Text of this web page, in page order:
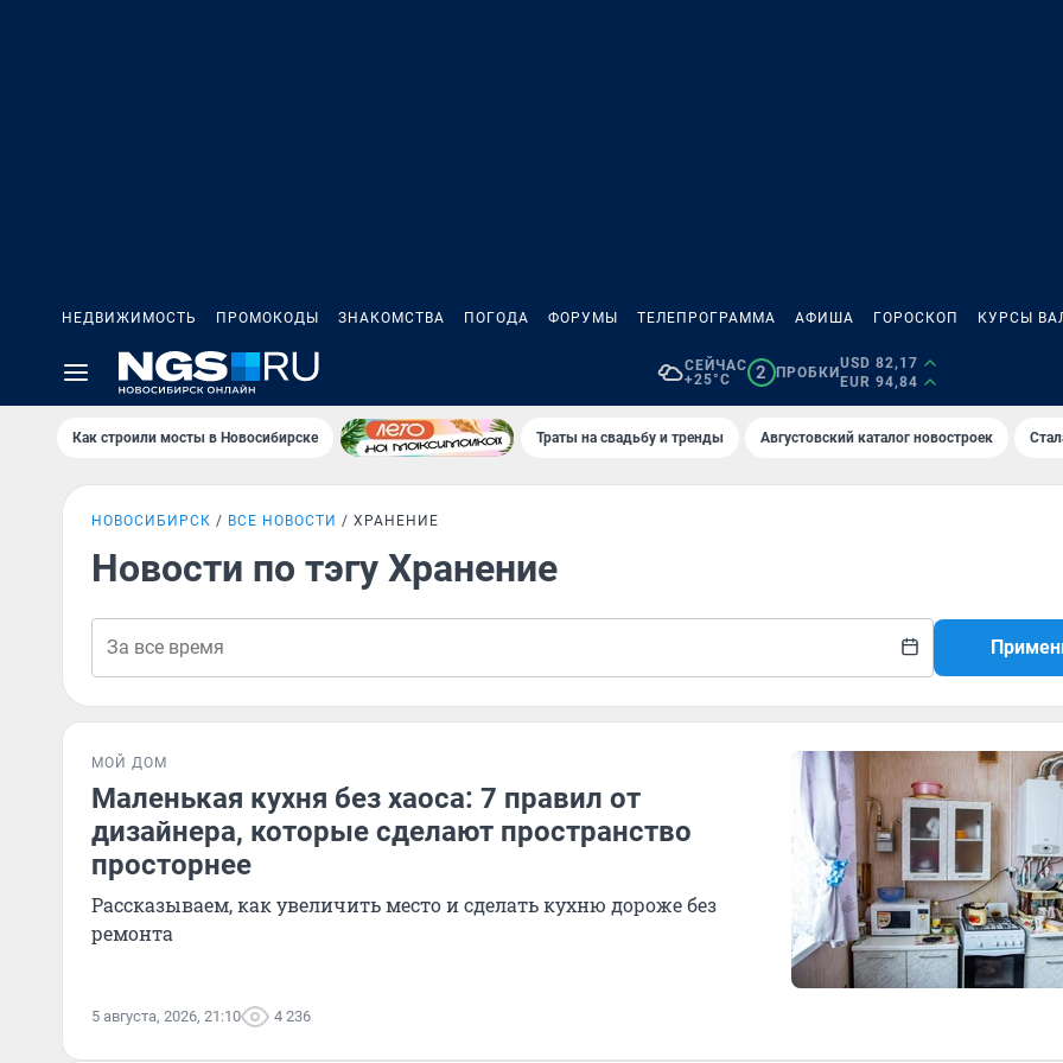
НЕДВИЖИМОСТЬ ПРОМОКОДЫ ЗНАКОМСТВА ПОГОДА ФОРУМЫ ТЕЛЕПРОГРАММА АФИША ГОРОСКОП КУРСЫ
СЕЙЧАС
+25°C
2 ПРОБКИ
USD 82,17
EUR 94,84
Как строили мосты в Новосибирске Траты на свадьбу и тренды Августовский каталог новостроек
НОВОСИБИРСК ВСЕ НОВОСТИ ХРАНЕНИЕ
Новости по тэгу Хранение
МОЙ ДОМ
Маленькая кухня без хаоса: 7 правил от
дизайнера, которые сделают пространство
просторнее
Рассказываем, как увеличить место и сделать кухню дороже без
ремонта
5 августа, 2026, 21:10 4 236